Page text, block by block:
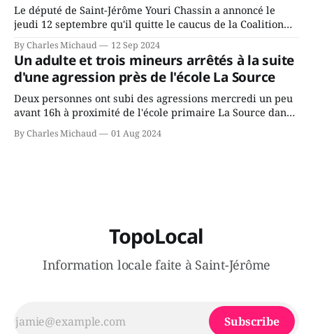
Le député de Saint-Jérôme Youri Chassin a annoncé le
jeudi 12 septembre qu'il quitte le caucus de la Coalition
Avenir Québec de François Legault parce qu'il est déçu du
gouvernement de la CAQ, surtout de son incapacité, qu'il
juge chronique, à offrir des
By Charles Michaud 12 Sep 2024
Un adulte et trois mineurs arrêtés à la suite
d'une agression près de l'école La Source
Deux personnes ont subi des agressions mercredi un peu
avant 16h à proximité de l'école primaire La Source dans
le secteur Bellefeuille de Saint-Jérôme. L'une de deux
victimes aurait été écrasée sous un véhicule et aspergée
By Charles Michaud 01 Aug 2024
TopoLocal
Information locale faite à Saint-Jérôme
Subscribe